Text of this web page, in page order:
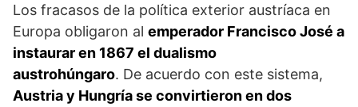
Los fracasos de la política exterior austríaca en
Europa obligaron al empe­rador Francisco José a
instaurar en 1867 el dualismo
austrohúngaro. De acuerdo con este sistema,
Austria y Hungría se convirtieron en dos